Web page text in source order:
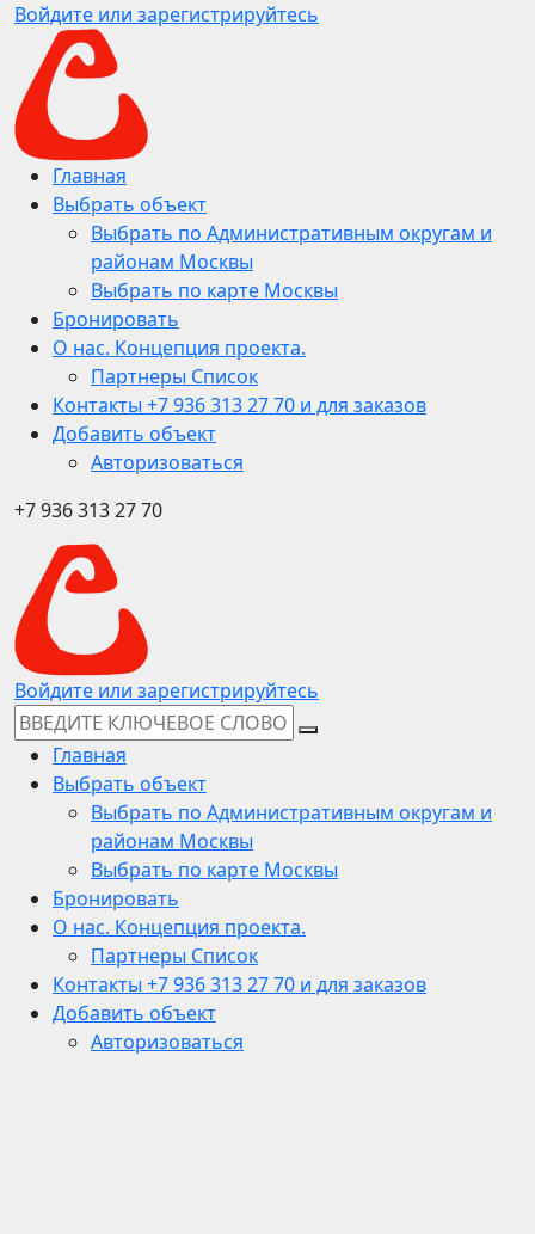
Войдите или зарегистрируйтесь
Главная
Выбрать объект
Выбрать по Административным округам и
районам Москвы
Выбрать по карте Москвы
Бронировать
О нас. Концепция проекта.
Партнеры Список
Контакты +7 936 313 27 70 и для заказов
Добавить объект
Авторизоваться
+7 936 313 27 70
Войдите или зарегистрируйтесь
Главная
Выбрать объект
Выбрать по Административным округам и
районам Москвы
Выбрать по карте Москвы
Бронировать
О нас. Концепция проекта.
Партнеры Список
Контакты +7 936 313 27 70 и для заказов
Добавить объект
Авторизоваться